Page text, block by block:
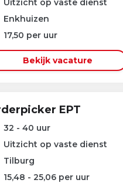
Uitzicht op vaste dienst
Enkhuizen
17,50 per uur
Bekijk vacature
EPT
32 - 40 uur
Uitzicht op vaste dienst
Tilburg
15,48 - 25,06 per uur